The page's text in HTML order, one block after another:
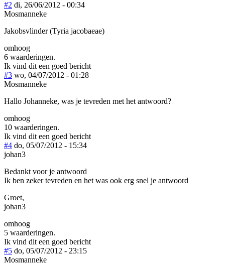
#2 di, 26/06/2012 - 00:34
Mosmanneke
Jakobsvlinder (Tyria jacobaeae)
omhoog
6 waarderingen.
Ik vind dit een goed bericht
#3 wo, 04/07/2012 - 01:28
Mosmanneke
Hallo Johanneke, was je tevreden met het antwoord?
omhoog
10 waarderingen.
Ik vind dit een goed bericht
#4 do, 05/07/2012 - 15:34
johan3
Bedankt voor je antwoord
Ik ben zeker tevreden en het was ook erg snel je antwoord
Groet,
johan3
omhoog
5 waarderingen.
Ik vind dit een goed bericht
#5 do, 05/07/2012 - 23:15
Mosmanneke